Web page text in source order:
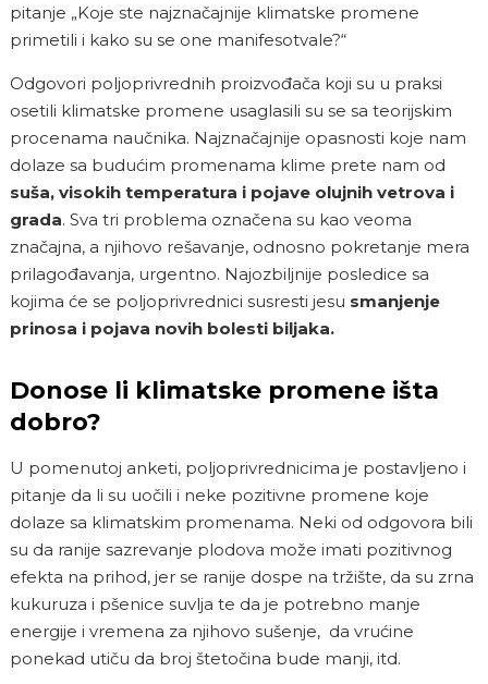
pitanje „Koje ste najznačajnije klimatske promene
primetili i kako su se one manifesotvale?“
Odgovori poljoprivrednih proizvođača koji su u praksi
osetili klimatske promene usaglasili su se sa teorijskim
procenama naučnika. Najznačajnije opasnosti koje nam
dolaze sa budućim promenama klime prete nam od
suša, visokih temperatura i pojave olujnih vetrova i
grada. Sva tri problema označena su kao veoma
značajna, a njihovo rešavanje, odnosno pokretanje mera
prilagođavanja, urgentno. Najozbiljnije posledice sa
kojima će se poljoprivrednici susresti jesu smanjenje
prinosa i pojava novih bolesti biljaka.
Donose li klimatske promene išta
dobro?
U pomenutoj anketi, poljoprivrednicima je postavljeno i
pitanje da li su uočili i neke pozitivne promene koje
dolaze sa klimatskim promenama. Neki od odgovora bili
su da ranije sazrevanje plodova može imati pozitivnog
efekta na prihod, jer se ranije dospe na tržište, da su zrna
kukuruza i pšenice suvlja te da je potrebno manje
energije i vremena za njihovo sušenje, da vrućine
ponekad utiču da broj štetočina bude manji, itd.